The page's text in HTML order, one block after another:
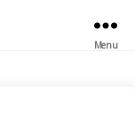
Menu